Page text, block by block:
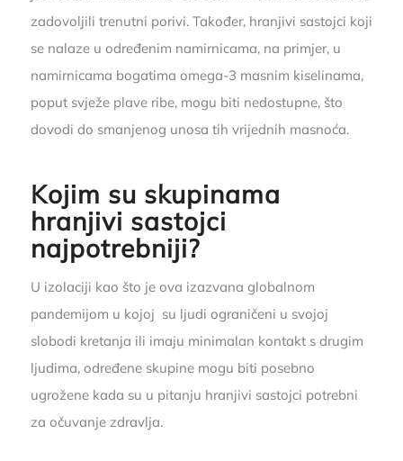
zadovoljili trenutni porivi. Također, hranjivi sastojci koji
se nalaze u određenim namirnicama, na primjer, u
namirnicama bogatima omega-3 masnim kiselinama,
poput svježe plave ribe, mogu biti nedostupne, što
dovodi do smanjenog unosa tih vrijednih masnoća.
Kojim su skupinama
hranjivi sastojci
najpotrebniji?
U izolaciji kao što je ova izazvana globalnom
pandemijom u kojoj su ljudi ograničeni u svojoj
slobodi kretanja ili imaju minimalan kontakt s drugim
ljudima, određene skupine mogu biti posebno
ugrožene kada su u pitanju hranjivi sastojci potrebni
za očuvanje zdravlja.